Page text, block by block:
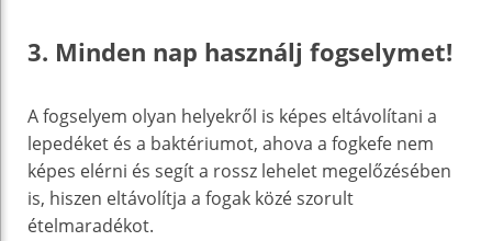
3. Minden nap használj fogselymet!
A fogselyem olyan helyekről is képes eltávolítani a
lepedéket és a baktériumot, ahova a fogkefe nem
képes elérni és segít a rossz lehelet megelőzésében
is, hiszen eltávolítja a fogak közé szorult
ételmaradékot.